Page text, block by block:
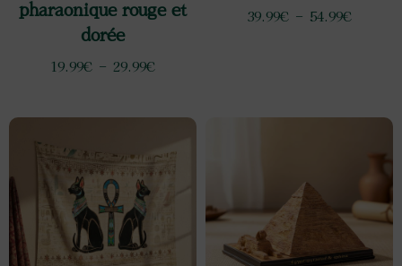
pharaonique rouge et
dorée
19.99€ – 29.99€
39.99€ – 54.99€